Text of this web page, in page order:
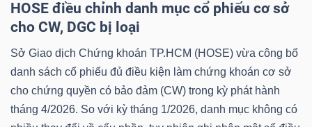
HOSE điều chỉnh danh mục cổ phiếu cơ sở
cho CW, DGC bị loại
Sở Giao dịch Chứng khoán TP.HCM (HOSE) vừa công bố
danh sách cổ phiếu đủ điều kiện làm chứng khoán cơ sở
cho chứng quyền có bảo đảm (CW) trong kỳ phát hành
tháng 4/2026. So với kỳ tháng 1/2026, danh mục không có
thông
chính